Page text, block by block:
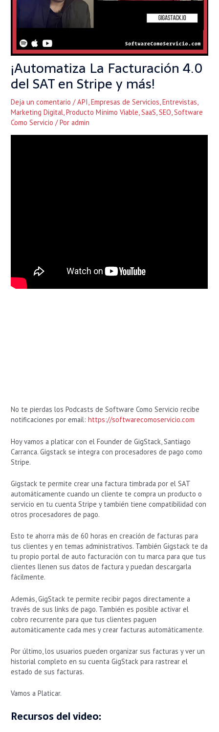
¡Automatiza La Facturación 4.0
del SAT en Stripe y más!
Deja un comentario /API,Empresas de Servicios,Entrevistas,
Marketing Digital,Producto Mínimo Viable,SaaS,SEO,Software
Como Servicio / Poradmin
No te pierdas los Podcasts de Software Como Servicio recibe
notificaciones por email: https://softwarecomoservicio.com
Hoy vamos a platicar con el Founder de GigStack, Santiago
Carranca. Gigstack se integra con procesadores de pago como
Stripe.
Gigstack te permite crear una factura timbrada por el SAT
automáticamente cuando un cliente te compra un producto o
servicio en tu cuenta Stripe y también tiene compatibilidad con
otros procesadores de pago.
Esto te ahorra más de 60 horas en creación de facturas para
tus clientes y en temas administrativos. También Gigstack te da
tu propio portal de auto facturación con tu marca para que tus
clientes llenen sus datos de factura y puedan descargarla
fácilmente.
Además, GigStack te permite recibir pagos directamente a
través de sus links de pago. También es posible activar el
cobro recurrente para que tus clientes paguen
automáticamente cada mes y crear facturas automáticamente.
Por último, los usuarios pueden organizar sus facturas y ver un
historial completo en su cuenta GigStack para rastrear el
estado de sus facturas.
Vamos a Platicar.
Recursos del video: